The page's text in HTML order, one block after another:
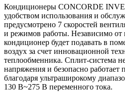
Кондиционеры CONCORDE
удобством использования и
предусмотрено 7 скоростей
и режимов работы. Независимо
кондиционер будет подавать в
воздух за счет инновационной
теплообменника. Сплит-система
напряжения и безопасно
благодаря ультраширокому
130 В~275 В переменного тока.